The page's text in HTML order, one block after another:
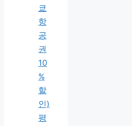
쿄
항
공
권
10
%
할
인)
평